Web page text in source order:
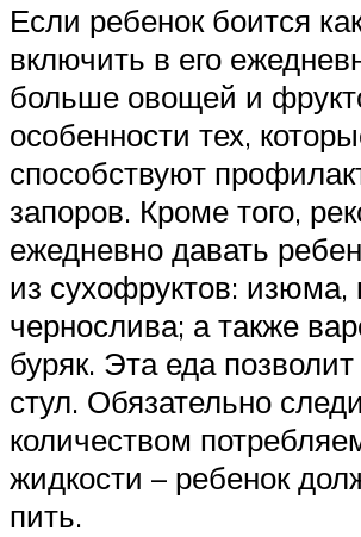
Если ребенок боится
включить в его
больше овощей и
особенности тех,
способствуют
запоров. Кроме того,
ежедневно давать
из сухофруктов: изюма,
чернослива; а также
буряк. Эта еда
стул. Обязательно
количеством
жидкости – ребенок
пить.